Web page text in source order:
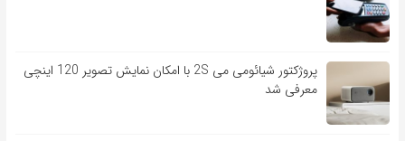
پروژکتور شیائومی می 2S با امکان نمایش تصویر 120 اینچی
معرفی شد